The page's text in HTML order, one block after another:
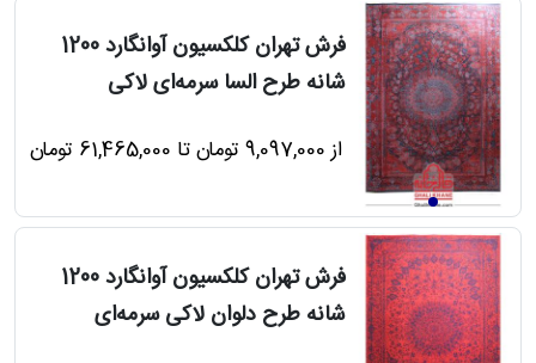
فرش تهران کلکسیون آوانگارد 1200
شانه طرح السا سرمه‌ای لاکی
از 9,097,000 تومان تا 61,465,000 تومان
فرش تهران کلکسیون آوانگارد 1200
شانه طرح دلوان لاکی سرمه‌ای